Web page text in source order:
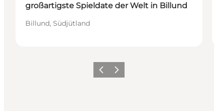
großartigste Spieldate der Welt in Billund
Billund, Südjütland
ZurückWeiter